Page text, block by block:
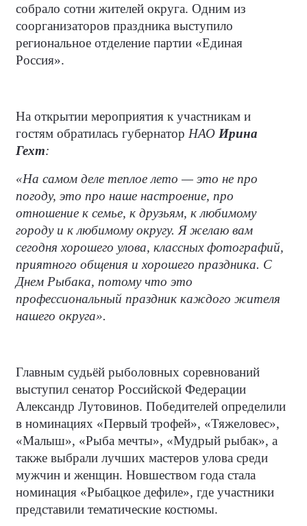
собрало сотни жителей округа. Одним из
соорганизаторов праздника выступило
региональное отделение партии «Единая
Россия».
На открытии мероприятия к участникам и
гостям обратилась губернатор НАО Ирина
Гехт:
«На самом деле теплое лето — это не про
погоду, это про наше настроение, про
отношение к семье, к друзьям, к любимому
городу и к любимому округу. Я желаю вам
сегодня хорошего улова, классных фотографий,
приятного общения и хорошего праздника. С
Днем Рыбака, потому что это
профессиональный праздник каждого жителя
нашего округа».
Главным судьёй рыболовных соревнований
выступил сенатор Российской Федерации
Александр Лутовинов. Победителей определили
в номинациях «Первый трофей», «Тяжеловес»,
«Малыш», «Рыба мечты», «Мудрый рыбак», а
также выбрали лучших мастеров улова среди
мужчин и женщин. Новшеством года стала
номинация «Рыбацкое дефиле», где участники
представили тематические костюмы.